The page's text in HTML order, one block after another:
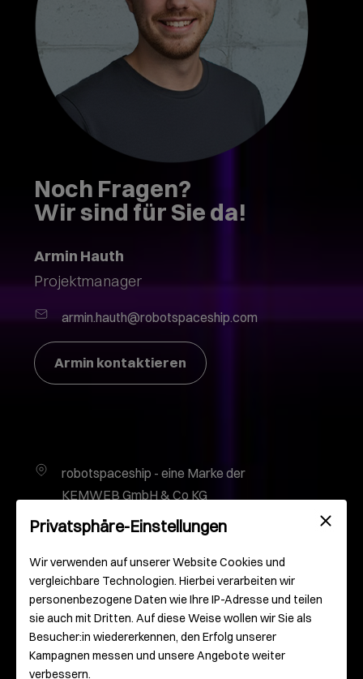
Noch Fragen?
Wir sind für Sie da!
Armin Hauth
Projektmanager
armin.hauth@robotspaceship.com
Armin kontaktieren
robotspaceship - eine Marke der
KEMWEB GmbH & Co KG
Gutenbergplatz 2
55116 Mainz
Deutschland
info@robotspaceship.com
0 61 31 – 93 000 – 0
Privatsphäre-Einstellungen
Wir verwenden auf unserer Website Cookies und
vergleichbare Technologien. Hierbei verarbeiten wir
personenbezogene Daten wie Ihre IP-Adresse und teilen
sie auch mit Dritten. Auf diese Weise wollen wir Sie als
Besucher:in wiedererkennen, den Erfolg unserer
Kampagnen messen und unsere Angebote weiter
verbessern.